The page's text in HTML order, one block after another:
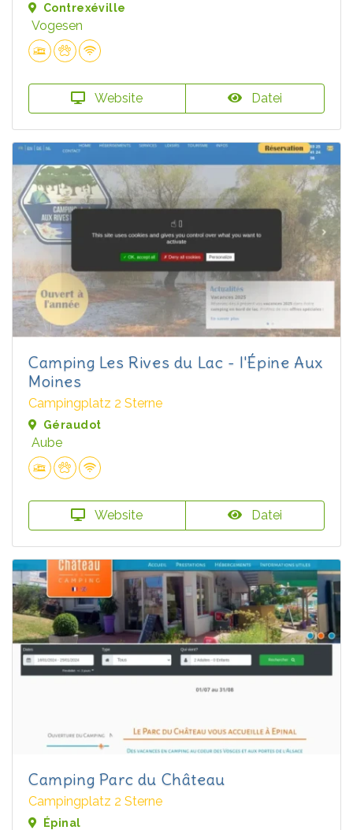
Contrexéville
Vogesen
Website Datei
Camping Les Rives du Lac - l'Épine Aux
Moines
Campingplatz 2 Sterne
Géraudot
Aube
Website Datei
Camping Parc du Château
Campingplatz 2 Sterne
Épinal